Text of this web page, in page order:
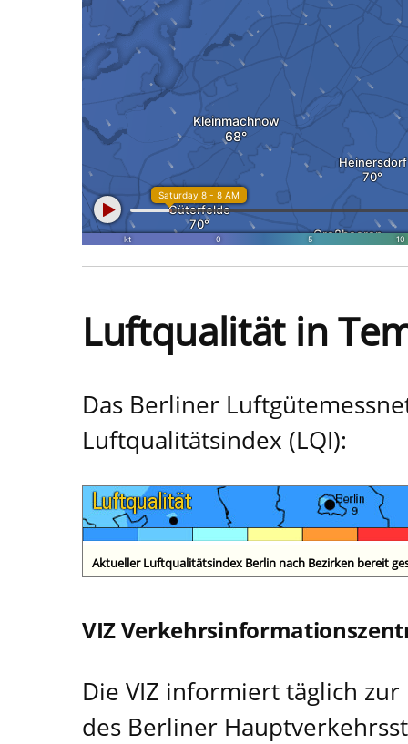
Luftqualität in
Das Berliner
Luftqualitätsindex (LQI):
Aktueller Luftqualitätsindex Berlin nach Bezirken bereit
VIZ
Die VIZ informiert täglich
des Berliner